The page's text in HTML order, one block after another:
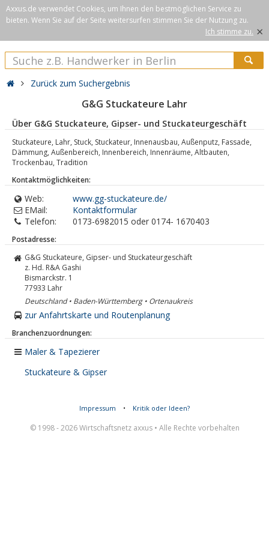
Axxus.de verwendet Cookies, um Ihnen den bestmöglichen Service zu
bieten. Wenn Sie auf der Seite weitersurfen stimmen Sie der Nutzung zu.
Ich stimme zu. ×
Zurück zum Suchergebnis
G&G Stuckateure Lahr
Über G&G Stuckateure, Gipser- und Stuckateurgeschäft
Stuckateure, Lahr, Stuck, Stuckateur, Innenausbau, Außenputz, Fassade,
Dämmung, Außenbereich, Innenbereich, Innenräume, Altbauten,
Trockenbau, Tradition
Kontaktmöglichkeiten:
Web:
www.gg-stuckateure.de/
EMail:
Kontaktformular
Telefon:
0173-6982015 oder 0174- 1670403
Postadresse:
G&G Stuckateure, Gipser- und Stuckateurgeschäft
z. Hd. R&A Gashi
Bismarckstr. 1
77933 Lahr
Deutschland • Baden-Württemberg • Ortenaukreis
zur Anfahrtskarte und Routenplanung
Branchenzuordnungen:
Maler & Tapezierer
Stuckateure & Gipser
Impressum • Kritik oder Ideen?
© 1998 - 2026 Wirtschaftsnetz axxus • Alle Rechte vorbehalten